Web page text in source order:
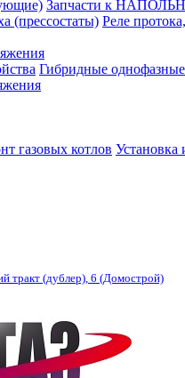
Запчасти к
(прессостаты) Реле
Гибридные
газовых котлов Установка
тракт (дублер), 6 (Домострой)